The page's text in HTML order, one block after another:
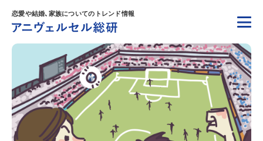
恋愛や結婚、家族についてのトレンド情報